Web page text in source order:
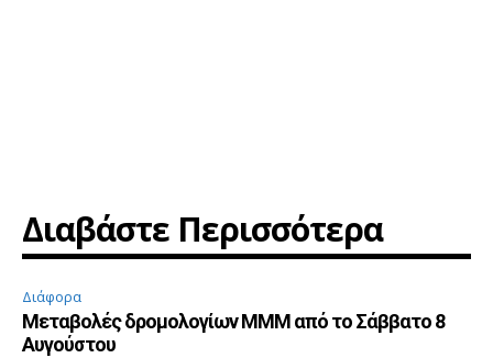
Διαβάστε Περισσότερα
Διάφορα
Μεταβολές δρομολογίων ΜΜΜ από το Σάββατο 8
Αυγούστου